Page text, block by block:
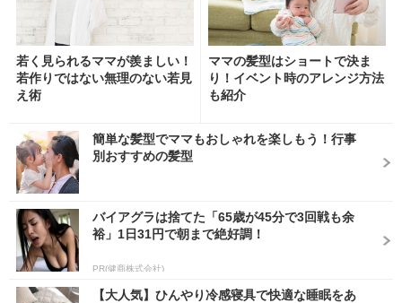
若く見られるママが羨ましい！
若作りではない無理のない若見
え術
ママの髪型はショートで決ま
り！イベント時のアレンジ方法
も紹介
簡単な髪型でママもおしゃれを楽しもう！行事
別おすすめの髪型
バイアグラは捨てた「65歳が45分で3回戦も余
裕」1日31円で朝まで絶好調！
PR(健商株式会社)
【大人気】ひんやり冷感寝具で快適な睡眠をあ